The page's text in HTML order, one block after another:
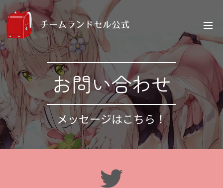
チームランドセル公式
お問い合わせ
メッセージはこちら！